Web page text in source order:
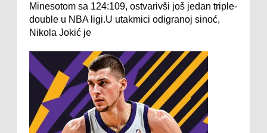
Minesotom sa 124:109, ostvarivši još jedan triple-
double u NBA ligi.U utakmici odigranoj sinoć,
Nikola Jokić je